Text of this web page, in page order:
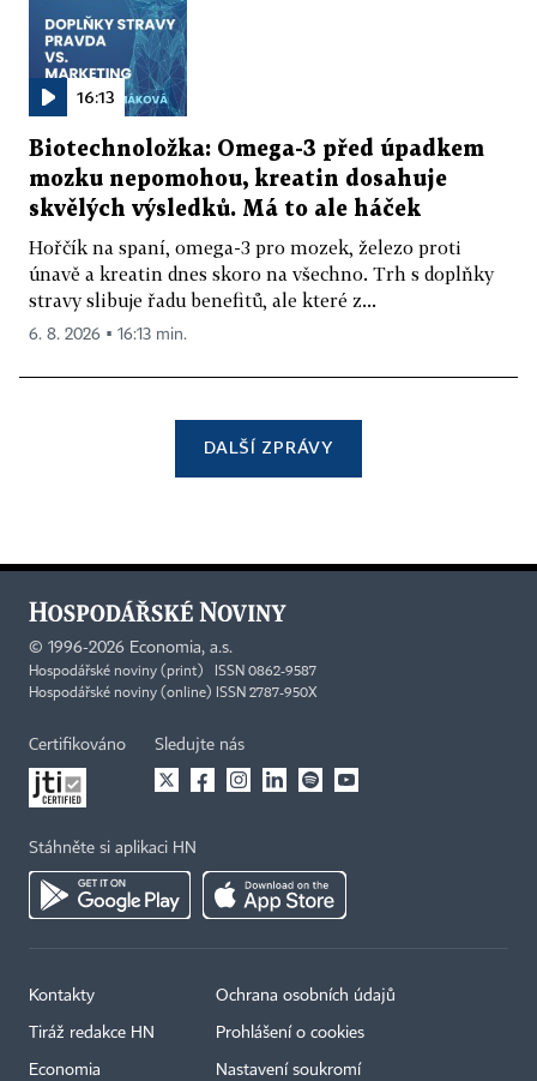
16:13
Biotechnoložka: Omega-3 před úpadkem
mozku nepomohou, kreatin dosahuje
skvělých výsledků. Má to ale háček
Hořčík na spaní, omega-3 pro mozek, železo proti
únavě a kreatin dnes skoro na všechno. Trh s doplňky
stravy slibuje řadu benefitů, ale které z...
6. 8. 2026 ▪ 16:13 min.
DALŠÍ ZPRÁVY
© 1996-2026 Economia, a.s.
Hospodářské noviny (print) ISSN 0862-9587
Hospodářské noviny (online) ISSN 2787-950X
Certifikováno Sledujte nás
Stáhněte si aplikaci HN
Kontakty
Tiráž redakce HN
Economia
Ochrana osobních údajů
Prohlášení o cookies
Nastavení soukromí